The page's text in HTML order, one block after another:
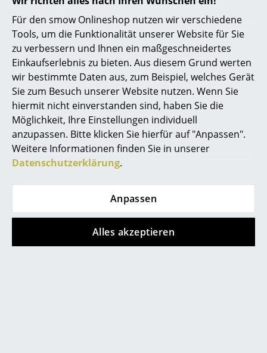
Für den smow Onlineshop nutzen wir verschiedene
Tools, um die Funktionalität unserer Website für Sie
zu verbessern und Ihnen ein maßgeschneidertes
Einkaufserlebnis zu bieten. Aus diesem Grund werten
wir bestimmte Daten aus, zum Beispiel, welches Gerät
Sie zum Besuch unserer Website nutzen. Wenn Sie
hiermit nicht einverstanden sind, haben Sie die
Möglichkeit, Ihre Einstellungen individuell
anzupassen. Bitte klicken Sie hierfür auf "Anpassen".
Weitere Informationen finden Sie in unserer
Datenschutzerklärung.
Anpassen
Alles akzeptieren
Bodenleuchten
Wandleuchten
Outdoor-Leuchten
Akkuleuchten
... alle Leuchten
Betten
Stapelbetten
Kinderbetten
Diese Artikel könnten Ihnen auch
gefallen
Carl Hansen & Søn
CH417 Beistelltisch
CHF 1’146.00
Kartell
Trays Tisch
ab CHF 587.00